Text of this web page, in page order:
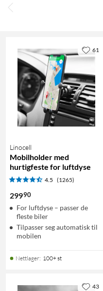
Linocell
Mobilholder med
hurtigfeste for luftdyse
4.5 (1265)
29990
For luftdyse – passer de
fleste biler
Tilpasser seg automatisk til
mobilen
Nettlager: 100+ st
61
43